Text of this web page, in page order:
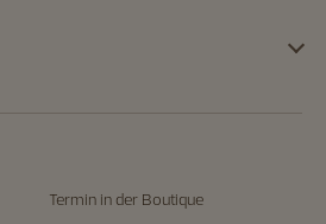
Termin in der Boutique